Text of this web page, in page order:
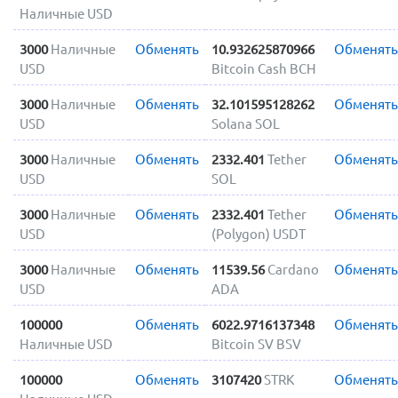
Наличные USD
3000 Наличные
USD
Обменять
10.932625870966
Bitcoin Cash BCH
Обменять
3000 Наличные
USD
Обменять
32.101595128262
Solana SOL
Обменять
3000 Наличные
USD
Обменять 2332.401 Tether
SOL
Обменять
3000 Наличные
USD
Обменять 2332.401 Tether
(Polygon) USDT
Обменять
3000 Наличные
USD
Обменять 11539.56 Cardano
ADA
Обменять
100000
Наличные USD
Обменять
6022.9716137348
Bitcoin SV BSV
Обменять
100000
Обменять 3107420STRK Обменять